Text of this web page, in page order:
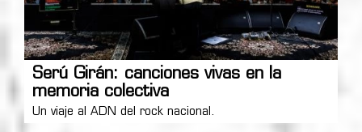
Serú Girán: canciones vivas en la
memoria colectiva
Un viaje al ADN del rock nacional.